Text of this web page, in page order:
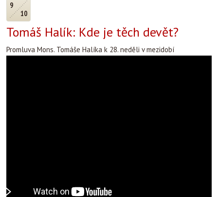
9
10
Tomáš Halík: Kde je těch devět?
Promluva Mons. Tomáše Halíka k 28. neděli v mezidobí